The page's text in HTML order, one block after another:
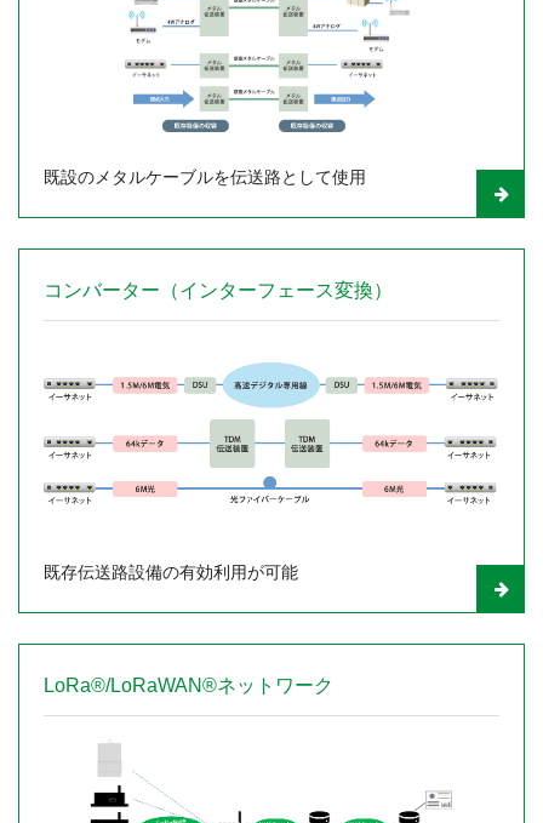
既設のメタルケーブルを伝送路として使用
コンバーター（インターフェース変換）
既存伝送路設備の有効利用が可能
LoRa®/LoRaWAN®ネットワーク